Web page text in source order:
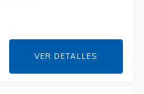
VER DETALLES